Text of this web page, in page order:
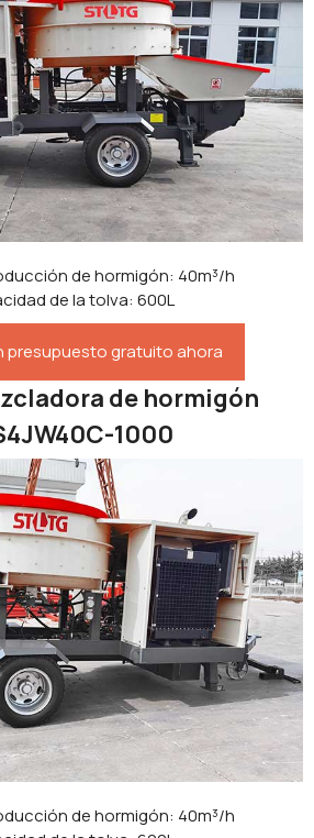
de hormigón: 40m³/h
de la tolva: 600L
presupuesto gratuito ahora
de hormigón
1000
de hormigón: 40m³/h